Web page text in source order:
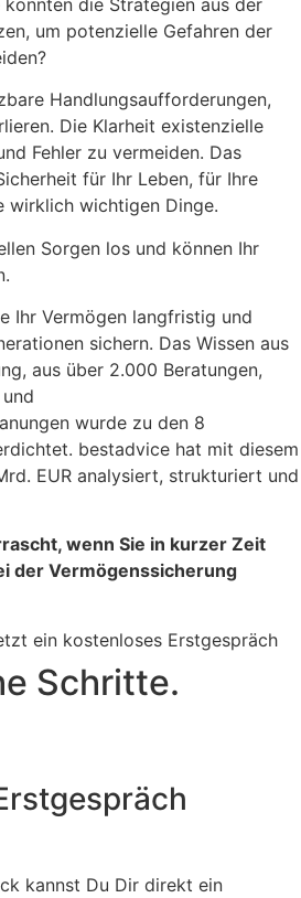
um potenzielle Gefahren der
Handlungsaufforderungen,
Die Klarheit existenzielle
Fehler zu vermeiden. Das
für Ihr Leben, für Ihre
wirklich wichtigen Dinge.
Sorgen los und können Ihr
Ihr Vermögen langfristig und
sichern. Das Wissen aus
aus über 2.000 Beratungen,
wurde zu den 8
bestadvice hat mit diesem
EUR analysiert, strukturiert und
wenn Sie in kurzer Zeit
der Vermögenssicherung
ein kostenloses Erstgespräch
Schritte.
kannst Du Dir direkt ein